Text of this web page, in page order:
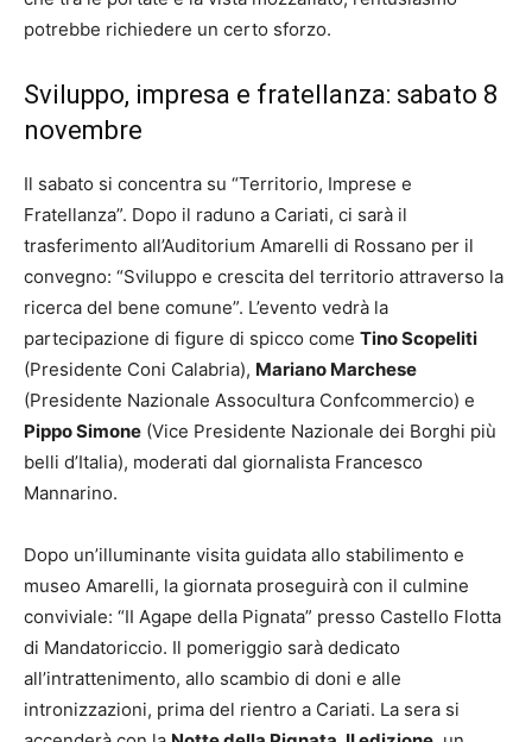
potrebbe richiedere un certo sforzo.
Sviluppo, impresa e fratellanza: sabato 8
novembre
Il sabato si concentra su “Territorio, Imprese e
Fratellanza”. Dopo il raduno a Cariati, ci sarà il
trasferimento all’Auditorium Amarelli di Rossano per il
convegno: “Sviluppo e crescita del territorio attraverso la
ricerca del bene comune”. L’evento vedrà la
partecipazione di figure di spicco come Tino Scopeliti
(Presidente Coni Calabria), Mariano Marchese
(Presidente Nazionale Assocultura Confcommercio) e
Pippo Simone (Vice Presidente Nazionale dei Borghi più
belli d’Italia), moderati dal giornalista Francesco
Mannarino.
Dopo un’illuminante visita guidata allo stabilimento e
museo Amarelli, la giornata proseguirà con il culmine
conviviale: “II Agape della Pignata” presso Castello Flotta
di Mandatoriccio. Il pomeriggio sarà dedicato
all’intrattenimento, allo scambio di doni e alle
intronizzazioni, prima del rientro a Cariati. La sera si